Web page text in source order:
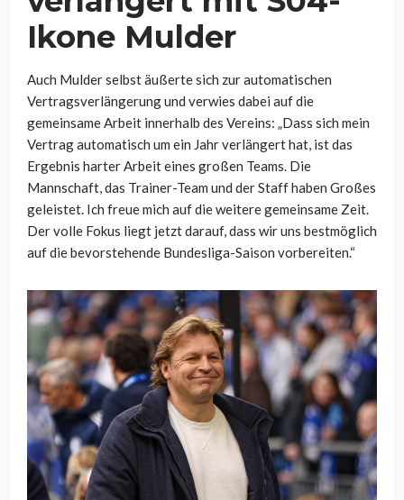
Ikone Mulder
Auch Mulder selbst äußerte sich zur automatischen
Vertragsverlängerung und verwies dabei auf die
gemeinsame Arbeit innerhalb des Vereins: „Dass sich mein
Vertrag automatisch um ein Jahr verlängert hat, ist das
Ergebnis harter Arbeit eines großen Teams. Die
Mannschaft, das Trainer-Team und der Staff haben Großes
geleistet. Ich freue mich auf die weitere gemeinsame Zeit.
Der volle Fokus liegt jetzt darauf, dass wir uns bestmöglich
auf die bevorstehende Bundesliga-Saison vorbereiten.“